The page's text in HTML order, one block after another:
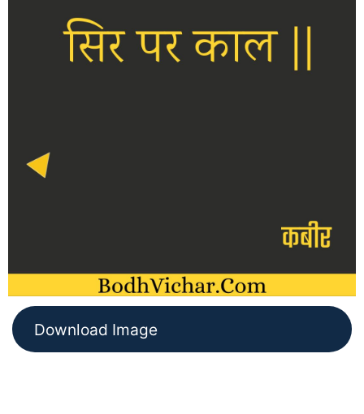
Download Image